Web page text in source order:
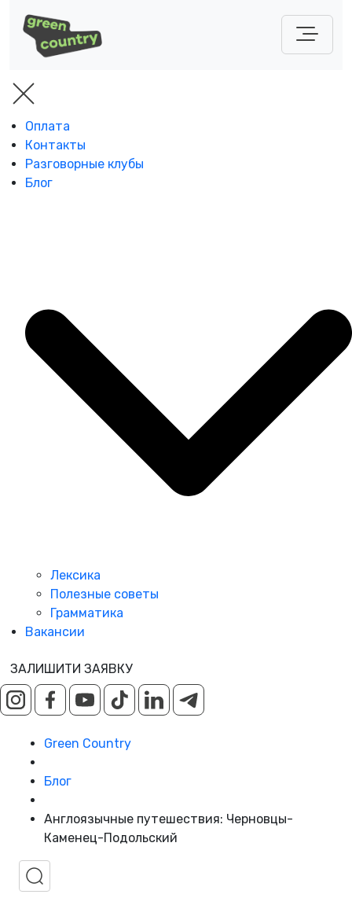
Оплата
Контакты
Разговорные клубы
Блог
Лексика
Полезные советы
Грамматика
Вакансии
ЗАЛИШИТИ ЗАЯВКУ
Green Country
Блог
Англоязычные путешествия: Черновцы-
Каменец-Подольский